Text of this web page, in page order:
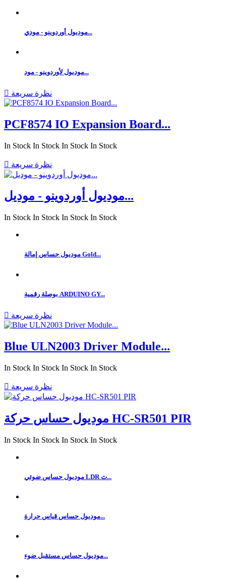
موديول أوردوينو - مودي...
موديول لأوردوينو - مود...
 نظرة سريعة
PCF8574 IO Expansion Board...
In Stock In Stock In Stock In Stock
 نظرة سريعة
موديول أوردوينو - موديل...
In Stock In Stock In Stock In Stock
موديول حساس إمالة Gold...
بوصلة رقمية ARDUINO GY...
 نظرة سريعة
Blue ULN2003 Driver Module...
In Stock In Stock In Stock In Stock
 نظرة سريعة
موديول حساس حركة HC-SR501 PIR
In Stock In Stock In Stock In Stock
موديول حساس ضوئي LDR ث...
موديول حساس قياس حرارة...
موديول حساس مستقبل ضوء...